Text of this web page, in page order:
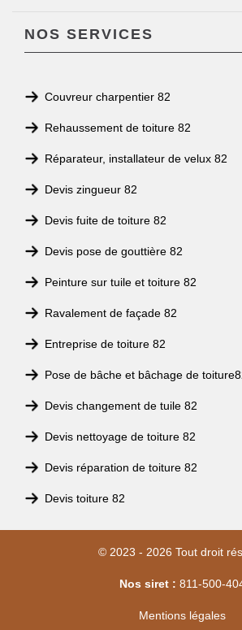
NOS SERVICES
Couvreur charpentier 82
Rehaussement de toiture 82
Réparateur, installateur de velux 82
Devis zingueur 82
Devis fuite de toiture 82
Devis pose de gouttière 82
Peinture sur tuile et toiture 82
Ravalement de façade 82
Entreprise de toiture 82
Pose de bâche et bâchage de
Devis changement de tuile 82
Devis nettoyage de toiture 82
Devis réparation de toiture 82
Devis toiture 82
© 2023 - 2026 Tout droit
Nos siret : 811-500-
Mentions légales